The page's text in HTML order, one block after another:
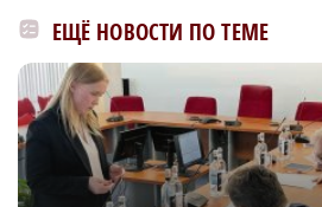
ЕЩЁ НОВОСТИ ПО ТЕМЕ